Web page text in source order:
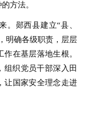
方法。
。郧西县建立“县、
明确各级职责，层层
在基层落地生根。
组织党员干部深入田
让国家安全理念走进